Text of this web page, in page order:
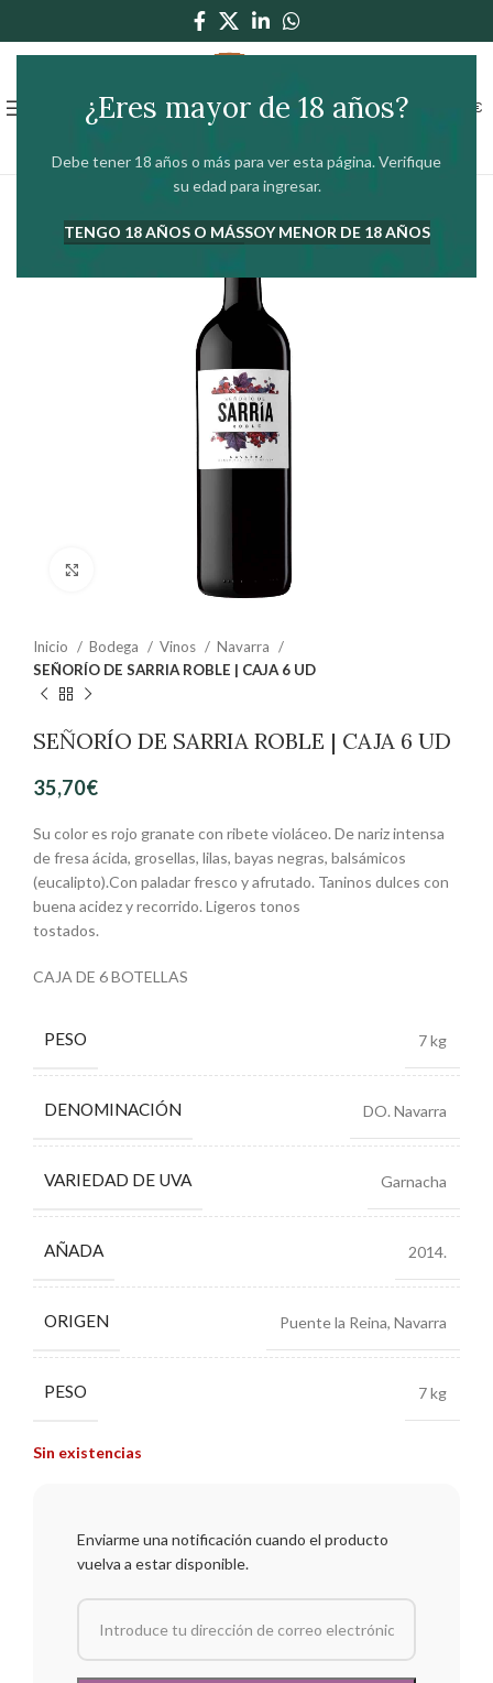
¿Eres mayor de 18 años?
Debe tener 18 años o más para ver esta página. Verifique
su edad para ingresar.
TENGO 18 AÑOS O MÁSSOY MENOR DE 18 AÑOS
€
Inicio Bodega Vinos
Navarra
SEÑORÍO DE SARRIA ROBLE | CAJA 6 UD
SEÑORÍO DE SARRIA ROBLE | CAJA 6 UD
35,70€
Su color es rojo granate con ribete violáceo. De nariz intensa
de fresa ácida, grosellas, lilas, bayas negras, balsámicos
(eucalipto).Con paladar fresco y afrutado. Taninos dulces con
buena acidez y recorrido. Ligeros tonos
tostados.
CAJA DE 6 BOTELLAS
PESO 7 kg
DENOMINACIÓN DO. Navarra
VARIEDAD DE UVA Garnacha
AÑADA 2014.
ORIGEN Puente la Reina, Navarra
PESO 7 kg
Sin existencias
Enviarme una notificación cuando el producto
vuelva a estar disponible.